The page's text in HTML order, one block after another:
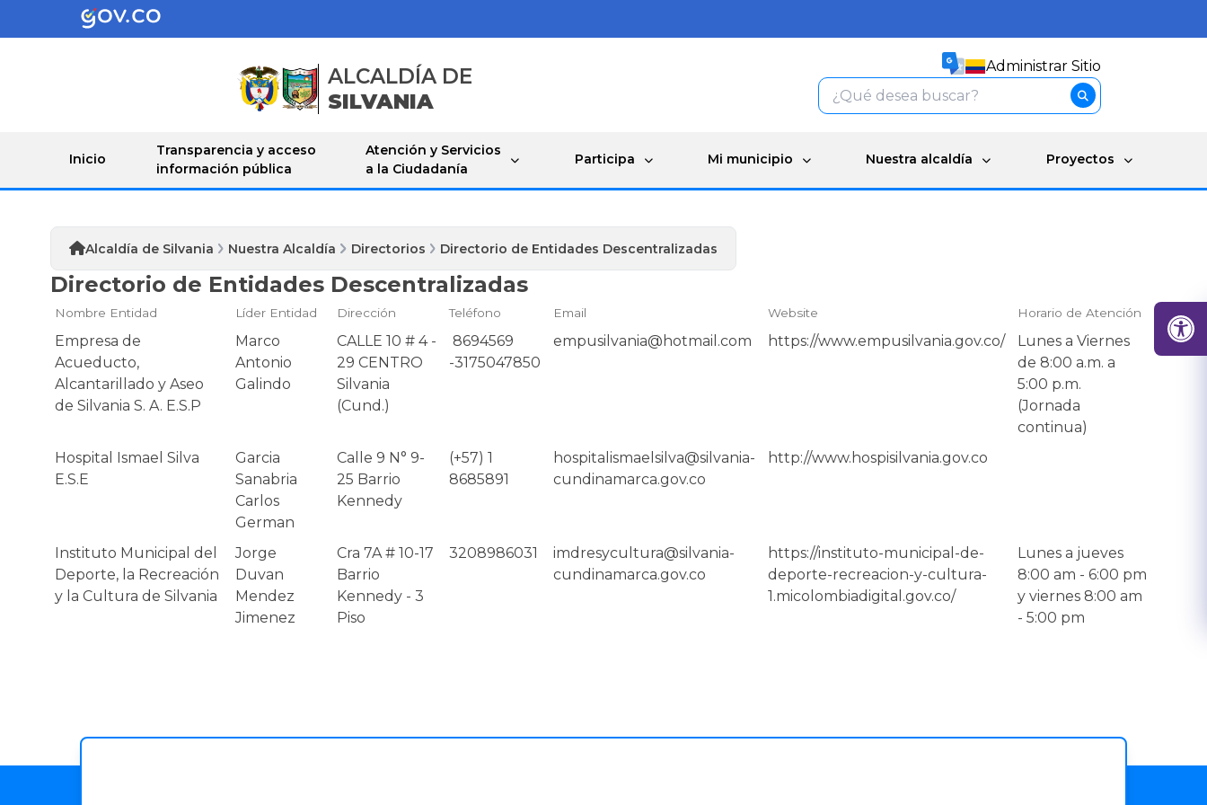
ALCALDÍA DE
SILVANIA
Administrar Sitio
Inicio
Transparencia y acceso
información pública
Atención y Servicios
a la Ciudadanía
Participa Mi municipio Nuestra alcaldía Proyectos
Alcaldía de Silvania Nuestra Alcaldía Directorios Directorio de Entidades Descentralizadas
Directorio de Entidades Descentralizadas
Nombre Entidad Líder Entidad Dirección Teléfono Email Website Horario de Atención
Empresa de
Acueducto,
Alcantarillado y Aseo
de Silvania S. A. E.S.P
Marco
Antonio
Galindo
CALLE 10 # 4 -
29 CENTRO
Silvania
(Cund.)
8694569
-3175047850
empusilvania@hotmail.com https://www.empusilvania.gov.co/
Lunes a Viernes
de 8:00 a.m. a
5:00 p.m.
(Jornada
continua)
Hospital Ismael Silva
E.S.E
Garcia
Sanabria
Carlos
German
Calle 9 N° 9-
25 Barrio
Kennedy
(+57) 1
8685891
hospitalismaelsilva@silvania-
cundinamarca.gov.co
http://www.hospisilvania.gov.co
Instituto Municipal del
Deporte, la Recreación
y la Cultura de Silvania
Jorge
Duvan
Mendez
Jimenez
Cra 7A # 10-17
Barrio
Kennedy - 3
Piso
3208986031
imdresycultura@silvania-
cundinamarca.gov.co
https://instituto-municipal-de-
deporte-recreacion-y-cultura-
1.micolombiadigital.gov.co/
Lunes a jueves
8:00 am - 6:00 pm
y viernes 8:00 am
- 5:00 pm